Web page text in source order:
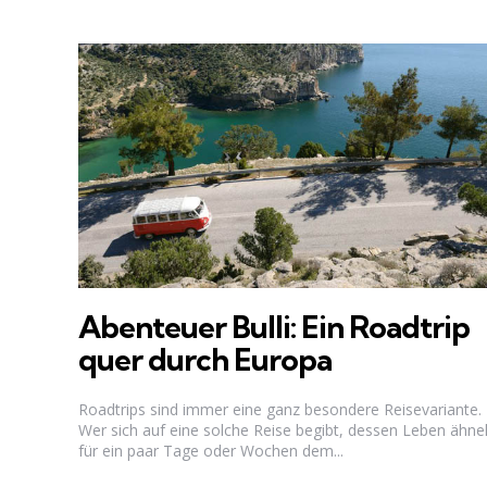
Abenteuer Bulli: Ein Roadtrip
quer durch Europa
Roadtrips sind immer eine ganz besondere Reisevariante.
Wer sich auf eine solche Reise begibt, dessen Leben
für ein paar Tage oder Wochen dem...